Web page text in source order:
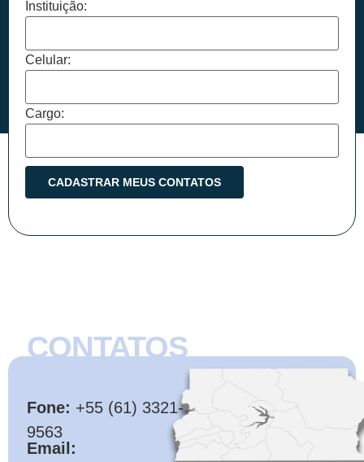
Instituição:
Celular:
Cargo:
CONTATOS
Fone: +55 (61) 3321-
9563
Email: